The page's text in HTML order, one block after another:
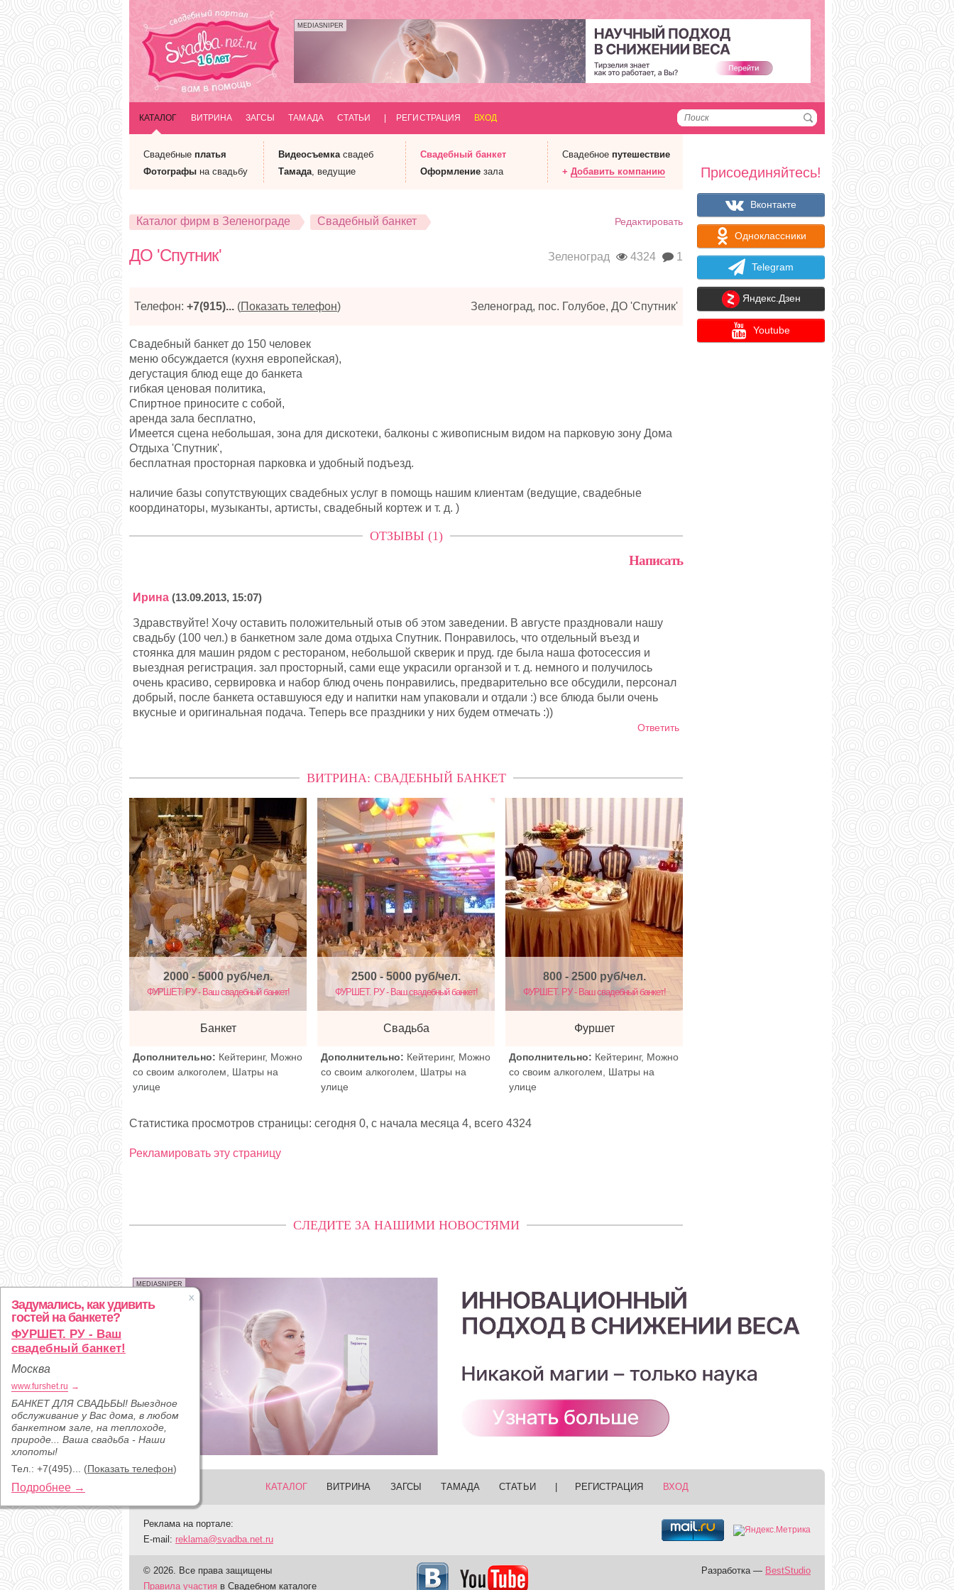
MEDIASNIPER
КАТАЛОГ ВИТРИНА ЗАГСЫ ТАМАДА СТАТЬИ РЕГИСТРАЦИЯ ВХОД
Свадебные платья
Фотографы на свадьбу
Видеосъемкасвадеб
Тамада, ведущие
Свадебный банкет
Оформление зала
Свадебное путешествие
+ Добавить компанию
Редактировать
Каталог фирм в Зеленограде Свадебный банкет
Зеленоград 4324 1
ДО 'Спутник'
Телефон: +7(915)... (Показать телефон) Зеленоград, пос. Голубое, ДО 'Спутник'
Свадебный банкет до 150 человек
меню обсуждается (кухня европейская),
дегустация блюд еще до банкета
гибкая ценовая политика,
Спиртное приносите с собой,
аренда зала бесплатно,
Имеется сцена небольшая, зона для дискотеки, балконы с живописным видом на парковую зону Дома
Отдыха 'Спутник',
бесплатная просторная парковка и удобный подъезд.
наличие базы сопутствующих свадебных услуг в помощь нашим клиентам (ведущие, свадебные
координаторы, музыканты, артисты, свадебный кортеж и т. д. )
ОТЗЫВЫ (1)
Написать
Ирина (13.09.2013, 15:07)
Здравствуйте! Хочу оставить положительный отыв об этом заведении. В августе праздновали нашу
свадьбу (100 чел.) в банкетном зале дома отдыха Спутник. Понравилось, что отдельный въезд и
стоянка для машин рядом с рестораном, небольшой скверик и пруд. где была наша фотосессия и
выездная регистрация. зал просторный, сами еще украсили органзой и т. д. немного и получилось
очень красиво, сервировка и набор блюд очень понравились, предварительно все обсудили, персонал
добрый, после банкета оставшуюся еду и напитки нам упаковали и отдали :) все блюда были очень
вкусные и оригинальная подача. Теперь все праздники у них будем отмечать :))
Ответить
ВИТРИНА: СВАДЕБНЫЙ БАНКЕТ
Банкет
2000 - 5000 руб/чел.
ФУРШЕТ. РУ - Ваш свадебный банкет!
Дополнительно: Кейтеринг, Можно
со своим алкоголем, Шатры на
улице
Свадьба
2500 - 5000 руб/чел.
ФУРШЕТ. РУ - Ваш свадебный банкет!
Дополнительно: Кейтеринг, Можно
со своим алкоголем, Шатры на
улице
Фуршет
800 - 2500 руб/чел.
ФУРШЕТ. РУ - Ваш свадебный банкет!
Дополнительно: Кейтеринг, Можно
со своим алкоголем, Шатры на
улице
Статистика просмотров страницы: сегодня 0, с начала месяца 4, всего 4324
Рекламировать эту страницу
Задумались, как удивить
гостей на банкете?
ФУРШЕТ. РУ - Ваш
свадебный банкет!
Москва
www.furshet.ru →
БАНКЕТ ДЛЯ СВАДЬБЫ! Выездное
обслуживание у Вас дома, в любом
банкетном зале, на теплоходе,
природе... Ваша свадьба - Наши
хлопоты!
Тел.: +7(495)... (Показать телефон)
Подробнее →
СЛЕДИТЕ ЗА НАШИМИ НОВОСТЯМИ
Присоединяйтесь!
Вконтакте
Одноклассники
Telegram
Яндекс.Дзен
Youtube
MEDIASNIPER
КАТАЛОГ ВИТРИНА ЗАГСЫ ТАМАДА СТАТЬИ РЕГИСТРАЦИЯ ВХОД
Реклама на портале:
E-mail: reklama@svadba.net.ru
© 2026. Все права защищены
Правила участия в Свадебном каталоге
Разработка — BestStudio